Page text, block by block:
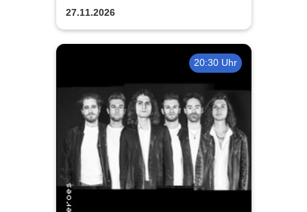
27.11.2026
20:30 Uhr